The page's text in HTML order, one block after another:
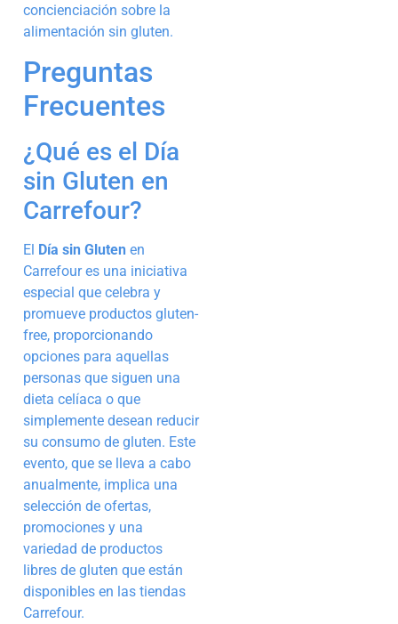
concienciación sobre la
alimentación sin gluten.
Preguntas
Frecuentes
¿Qué es el Día
sin Gluten en
Carrefour?
El Día sin Gluten en
Carrefour es una iniciativa
especial que celebra y
promueve productos gluten-
free, proporcionando
opciones para aquellas
personas que siguen una
dieta celíaca o que
simplemente desean reducir
su consumo de gluten. Este
evento, que se lleva a cabo
anualmente, implica una
selección de ofertas,
promociones y una
variedad de productos
libres de gluten que están
disponibles en las tiendas
Carrefour.